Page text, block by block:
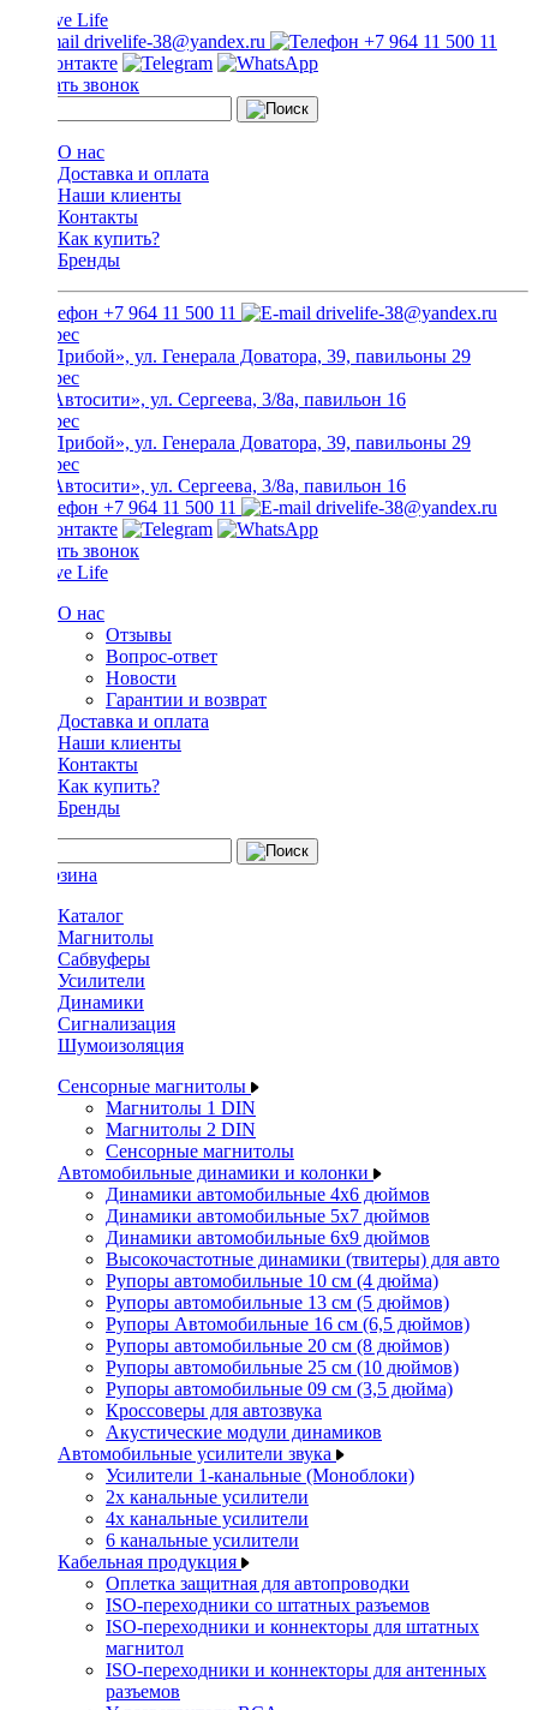
drivelife-38@yandex.ru +7 964 11 500 11
Заказать звонок
О нас
Доставка и оплата
Наши клиенты
Контакты
Как купить?
Бренды
+7 964 11 500 11 drivelife-38@yandex.ru
ТЦ «Прибой», ул. Генерала Доватора, 39, павильоны 29
ТЦ «Автосити», ул. Сергеева, 3/8а, павильон 16
ТЦ «Прибой», ул. Генерала Доватора, 39, павильоны 29
ТЦ «Автосити», ул. Сергеева, 3/8а, павильон 16
+7 964 11 500 11
drivelife-38@yandex.ru
Заказать звонок
О нас
Отзывы
Вопрос-ответ
Новости
Гарантии и возврат
Доставка и оплата
Наши клиенты
Контакты
Как купить?
Бренды
Каталог
Магнитолы
Сабвуферы
Усилители
Динамики
Сигнализация
Шумоизоляция
Сенсорные магнитолы
Магнитолы 1 DIN
Магнитолы 2 DIN
Сенсорные магнитолы
Автомобильные динамики и колонки
Динамики автомобильные 4x6 дюймов
Динамики автомобильные 5x7 дюймов
Динамики автомобильные 6x9 дюймов
Высокочастотные динамики (твитеры) для авто
Рупоры автомобильные 10 см (4 дюйма)
Рупоры автомобильные 13 см (5 дюймов)
Рупоры Автомобильные 16 см (6,5 дюймов)
Рупоры автомобильные 20 см (8 дюймов)
Рупоры автомобильные 25 см (10 дюймов)
Рупоры автомобильные 09 см (3,5 дюйма)
Кроссоверы для автозвука
Акустические модули динамиков
Автомобильные усилители звука
Усилители 1-канальные (Моноблоки)
2х канальные усилители
4х канальные усилители
6 канальные усилители
Кабельная продукция
Оплетка защитная для автопроводки
ISO-переходники со штатных разъемов
ISO-переходники и коннекторы для штатных
магнитол
ISO-переходники и коннекторы для антенных
разъемов